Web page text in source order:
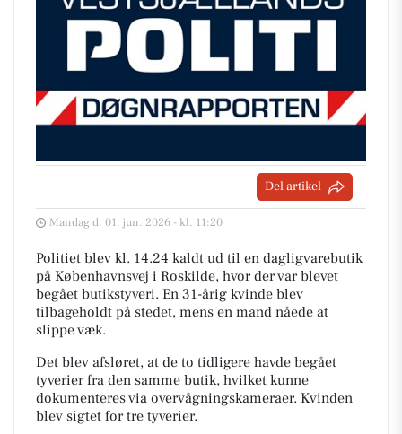
Del artikel
Mandag d. 01. jun. 2026 - kl. 11:20
Politiet blev kl. 14.24 kaldt ud til en dagligvarebutik
på Københavnsvej i Roskilde, hvor der var blevet
begået butikstyveri. En 31-årig kvinde blev
tilbageholdt på stedet, mens en mand nåede at
slippe væk.
Det blev afsløret, at de to tidligere havde begået
tyverier fra den samme butik, hvilket kunne
dokumenteres via overvågningskameraer. Kvinden
blev sigtet for tre tyverier.